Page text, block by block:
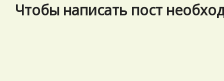
Чтобы написать пост